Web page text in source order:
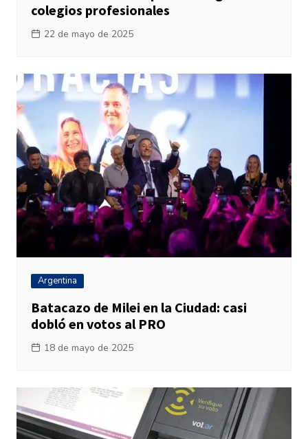
colegios profesionales
22 de mayo de 2025
Argentina
Batacazo de Milei en la Ciudad: casi
dobló en votos al PRO
18 de mayo de 2025